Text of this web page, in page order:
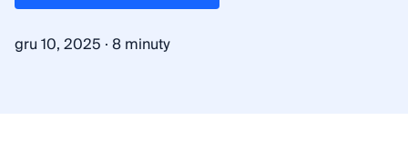
gru 10, 2025 ·8 minuty